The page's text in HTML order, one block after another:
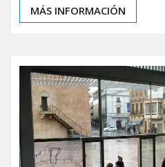
MÁS INFORMACIÓN